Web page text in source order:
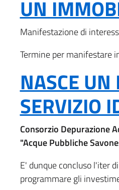
italiagov-
page-
title
it-
block-
italiagov-
content
piano
utenti
UN
Manifestazione di
Termine per manifestare
NASCE UN
SERVIZIO
Consorzio Depurazione
"Acque Pubbliche
E' dunque concluso l'iter
programmare gli